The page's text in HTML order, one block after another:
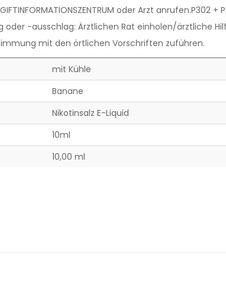
oder Arzt anrufen.P302 +
oder -ausschlag: Ärztlichen Rat einholen/ärztliche
mit den örtlichen Vorschriften zuführen.
mit Kühle
Banane
Nikotinsalz E-Liquid
10ml
10,00 ml